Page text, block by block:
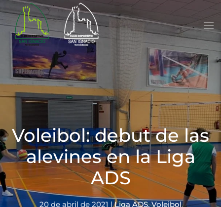
Skip to main content
Voleibol: debut de las
alevines en la Liga
ADS
20 de abril de 2021 |Liga ADS,Voleibol